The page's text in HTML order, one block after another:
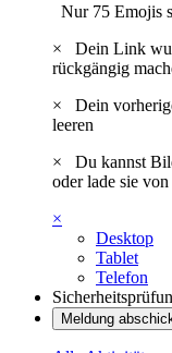
Nur 75 Emojis
×
Dein Link
rückgängig
×
Dein
leeren
×
Du kannst
oder lade sie
×
Desktop
Tablet
Telefon
Meldung